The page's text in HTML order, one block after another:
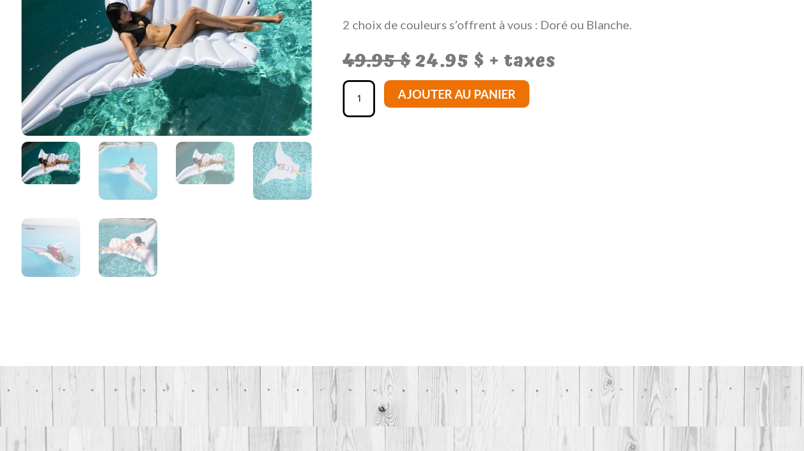
2 choix de couleurs s’offrent à vous : Doré ou Blanche.
49.95$Le
prix
initial
était :
24.95 $ Le
prix
actuel
est :
+ taxes
quantité
Ailes
AJOUTER AU PANIER